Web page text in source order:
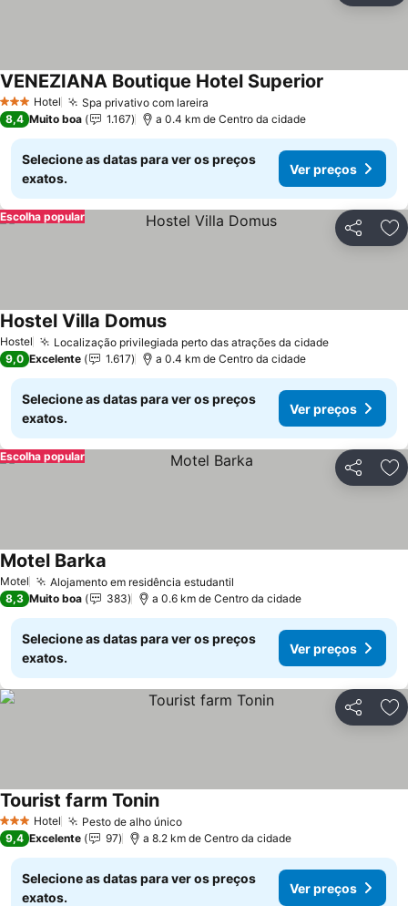
3 EstrelasHotel Spa privativo com lareira
VENEZIANA Boutique Hotel Superior
8,4 Muito boa 1.167 a 0.4 km de Centro da cidade
Selecione as datas para ver os preços
exatos.
Ver preços
Partilhar
Escolha popular
Hostel Localização privilegiada perto das atrações da cidade
Hostel Villa Domus
9,0 Excelente 1.617 a 0.4 km de Centro da cidade
Selecione as datas para ver os preços
exatos.
Ver preços
Partilhar
Escolha popular
Motel Alojamento em residência estudantil
Motel Barka
8,3 Muito boa 383 a 0.6 km de Centro da cidade
Selecione as datas para ver os preços
exatos.
Ver preços
Partilhar
3 EstrelasHotel Pesto de alho único
Tourist farm Tonin
9,4 Excelente 97 a 8.2 km de Centro da cidade
Selecione as datas para ver os preços
exatos.
Ver preços